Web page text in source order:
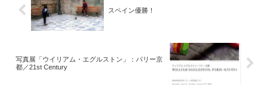
スペイン優勝！
写真展「ウイリアム・エグルストン」：パリー京
都／21st Century